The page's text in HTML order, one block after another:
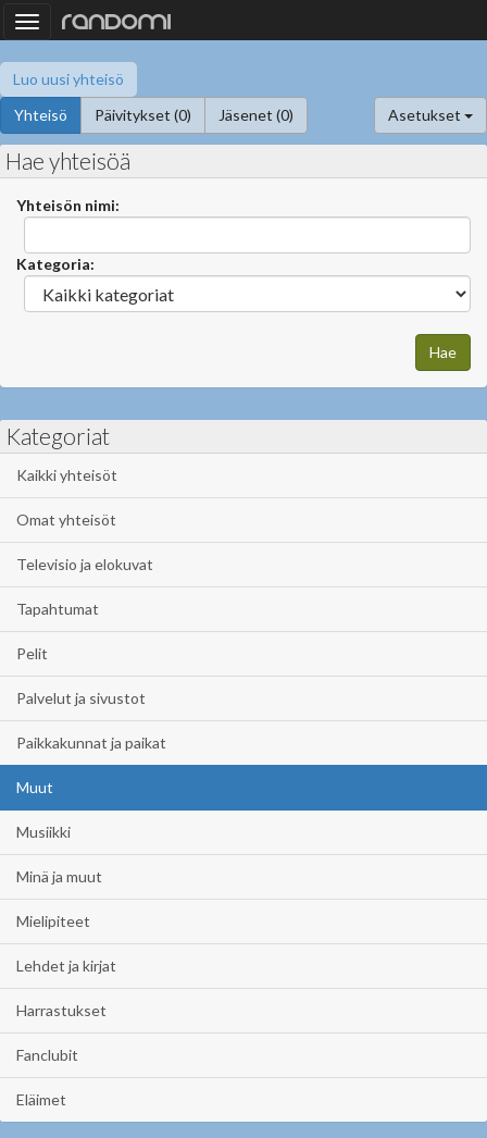
Toggle
navigation
Luo uusi yhteisö
Yhteisö
Päivitykset (0) Jäsenet (0) Asetukset
Hae yhteisöä
Yhteisön nimi:
Kategoria:
Kategoriat
Kaikki yhteisöt
Omat yhteisöt
Televisio ja elokuvat
Tapahtumat
Pelit
Palvelut ja sivustot
Paikkakunnat ja paikat
Muut
Musiikki
Minä ja muut
Mielipiteet
Lehdet ja kirjat
Harrastukset
Fanclubit
Eläimet